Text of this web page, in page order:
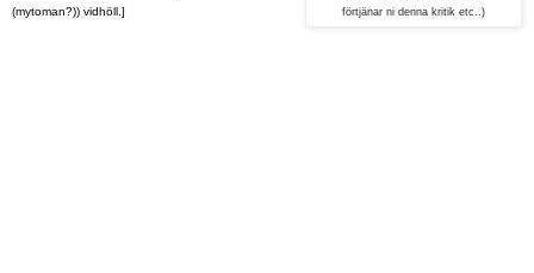
förtjänar ni denna kritik etc..)
(mytoman?)) vidhöll.]